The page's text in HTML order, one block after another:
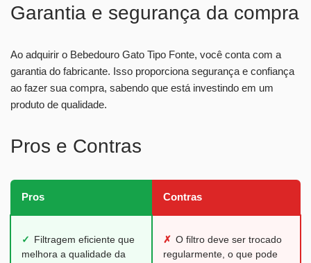
Garantia e segurança da compra
Ao adquirir o Bebedouro Gato Tipo Fonte, você conta com a
garantia do fabricante. Isso proporciona segurança e confiança
ao fazer sua compra, sabendo que está investindo em um
produto de qualidade.
Pros e Contras
Pros Contras
✓
Filtragem eficiente que
melhora a qualidade da
✗ O filtro deve ser trocado
regularmente, o que pode